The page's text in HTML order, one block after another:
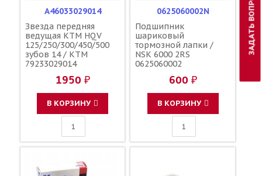
A46033029014
Звезда передняя
ведущая KTM HQV
125/250/300/450/500
зубов 14 / KTM
79233029014
1950 ₽
В КОРЗИНУ
0625060002N
Подшипник
шариковый
тормозной лапки /
NSK 6000 2RS
0625060002
600 ₽
В КОРЗИНУ
ЗАДАТЬ ВОПРОС